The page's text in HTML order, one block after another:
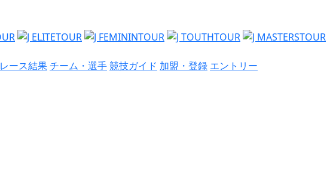
レース結果チーム・選手競技ガイド 加盟・登録 エントリー